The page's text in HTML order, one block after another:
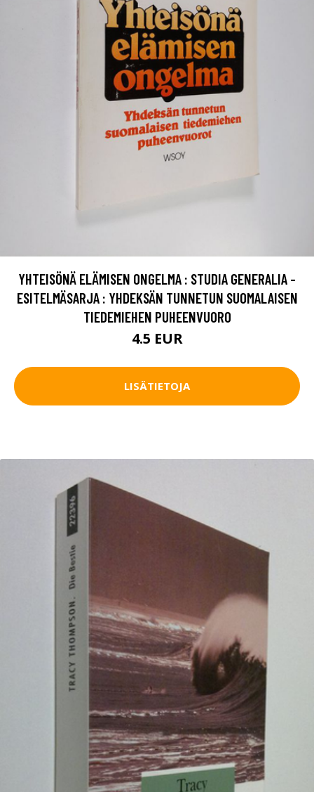
YHTEISÖNÄ ELÄMISEN ONGELMA : STUDIA GENERALIA -
ESITELMÄSARJA : YHDEKSÄN TUNNETUN SUOMALAISEN
TIEDEMIEHEN PUHEENVUORO
4.5 EUR
LISÄTIETOJA